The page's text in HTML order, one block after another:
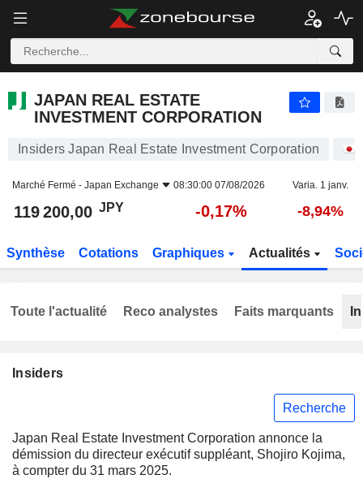
JAPAN REAL ESTATE
INVESTMENT CORPORATION
Insiders Japan Real Estate Investment Corporation
Marché Fermé - Japan Exchange 08:30:00 07/08/2026 Varia. 1 janv.
119 200,00 JPY -0,17% -8,94%
Synthèse Cotations Graphiques Actualités
Insiders
Recherche
Japan Real Estate Investment Corporation annonce la
démission du directeur exécutif suppléant, Shojiro Kojima,
à compter du 31 mars 2025.
Toute l'actualité Reco analystes Faits marquants